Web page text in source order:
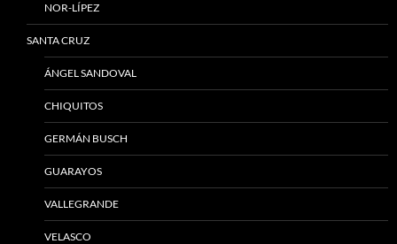
NOR-LÍPEZ
SANTA CRUZ
ÁNGEL SANDOVAL
CHIQUITOS
GERMÁN BUSCH
GUARAYOS
VALLEGRANDE
VELASCO